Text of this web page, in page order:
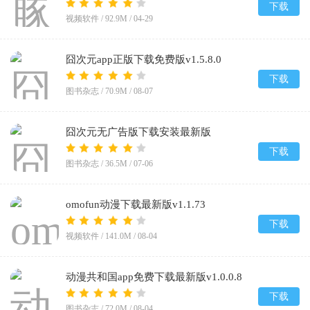
视频软件 / 92.9M / 04-29
下载
囧次元app正版下载免费版v1.5.8.0
图书杂志 / 70.9M / 08-07
下载
囧次元无广告版下载安装最新版
2026v1.5.8.0
图书杂志 / 36.5M / 07-06
下载
omofun动漫下载最新版v1.1.73
视频软件 / 141.0M / 08-04
下载
动漫共和国app免费下载最新版v1.0.0.8
下载